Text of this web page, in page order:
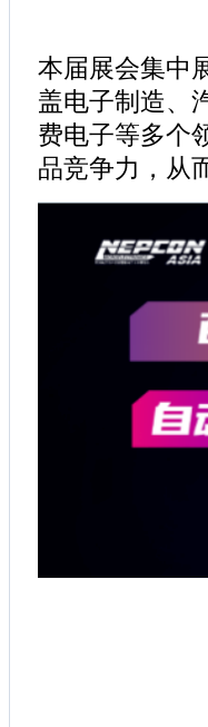
本届展会集中
盖电子制造、
费电子等多个
品竞争力，从